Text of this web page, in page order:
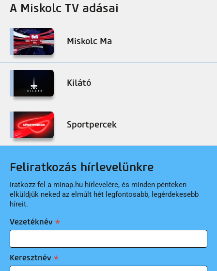
A Miskolc TV adásai
Miskolc Ma
Kilátó
Sportpercek
Feliratkozás hírlevelünkre
Iratkozz fel a minap.hu hírlevelére, és minden pénteken
elküldjük neked az elmúlt hét legfontosabb, legérdekesebb
híreit.
Vezetéknév
Keresztnév